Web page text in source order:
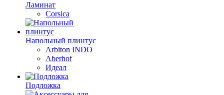
Ламинат
Corsica
Напольный плинтус
Arbiton INDO
Aberhof
Идеал
Подложка